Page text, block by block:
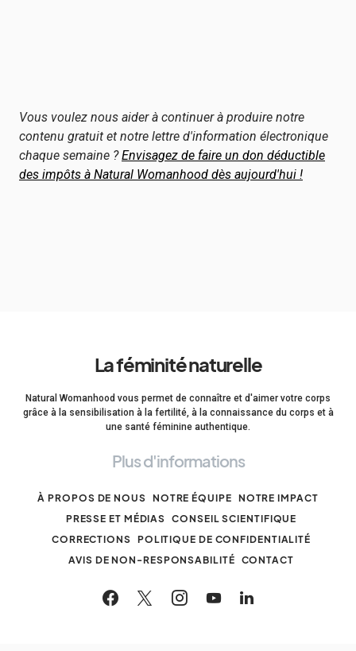
Vous voulez nous aider à continuer à produire notre
contenu gratuit et notre lettre d'information électronique
chaque semaine ?Envisagez de faire un don déductible
des impôts à Natural Womanhood dès aujourd'hui !
La féminité naturelle
Natural Womanhood vous permet de connaître et d'aimer votre corps
grâce à la sensibilisation à la fertilité, à la connaissance du corps et à
une santé féminine authentique.
Plus d'informations
À PROPOS DE NOUS NOTRE ÉQUIPE NOTRE IMPACT
PRESSE ET MÉDIAS
CONSEIL SCIENTIFIQUE
CORRECTIONS POLITIQUE DE CONFIDENTIALITÉ
AVIS DE NON-RESPONSABILITÉ CONTACT